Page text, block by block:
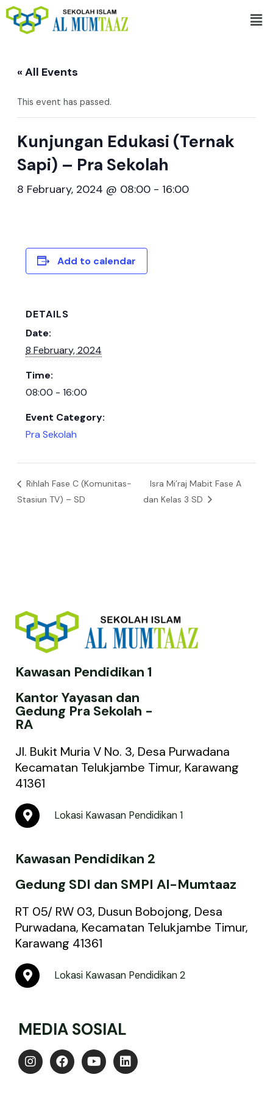
Skip
to
content
« All Events
This event has passed.
Kunjungan Edukasi (Ternak
Sapi) – Pra Sekolah
8 February, 2024 @ 08:00- 16:00
Add to calendar
DETAILS
Date:
8 February, 2024
Time:
08:00 - 16:00
Event Category:
Pra Sekolah
Rihlah Fase C (Komunitas-
Stasiun TV) – SD
Isra Mi’raj Mabit Fase A
dan Kelas 3 SD
Kawasan Pendidikan 1
Kantor Yayasan dan
Gedung Pra Sekolah -
RA
Jl. Bukit Muria V No. 3, Desa Purwadana
Kecamatan Telukjambe Timur, Karawang
41361
M
a
p
m
r
k
e
-
a
t
Lokasi Kawasan Pendidikan 1
Kawasan Pendidikan 2
Gedung SDI dan SMPI Al-Mumtaaz
RT 05/ RW 03, Dusun Bobojong, Desa
Purwadana, Kecamatan Telukjambe Timur,
Karawang 41361
M
a
p
a
k
e
r
Lokasi Kawasan Pendidikan 2
MEDIA SOSIAL
I
n
s
F
a
c
Y
o
u
L
i
n